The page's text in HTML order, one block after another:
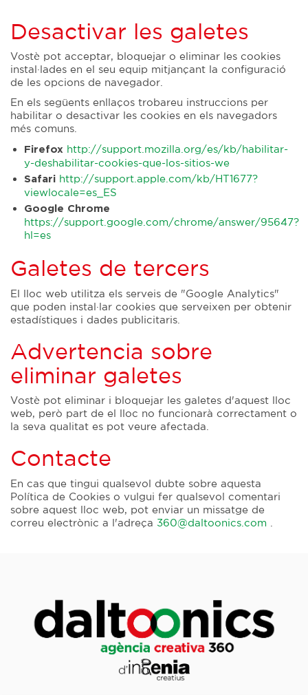
Desactivar les galetes
Vostè pot acceptar, bloquejar o eliminar les cookies
instal·lades en el seu equip mitjançant la configuració
de les opcions de navegador.
En els següents enllaços trobareu instruccions per
habilitar o desactivar les cookies en els navegadors
més comuns.
Firefox http://support.mozilla.org/es/kb/habilitar-
y-deshabilitar-cookies-que-los-sitios-we
Safari http://support.apple.com/kb/HT1677?
viewlocale=es_ES
Google Chrome
https://support.google.com/chrome/answer/95647?
hl=es
Galetes de tercers
El lloc web utilitza els serveis de "Google Analytics"
que poden instal·lar cookies que serveixen per obtenir
estadístiques i dades publicitaris.
Advertencia sobre
eliminar galetes
Vostè pot eliminar i bloquejar les galetes d'aquest lloc
web, però part de el lloc no funcionarà correctament o
la seva qualitat es pot veure afectada.
Contacte
En cas que tingui qualsevol dubte sobre aquesta
Política de Cookies o vulgui fer qualsevol comentari
sobre aquest lloc web, pot enviar un missatge de
correu electrònic a l'adreça 360@daltoonics.com